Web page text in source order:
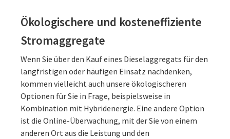
Ökologischere und kosteneffiziente
Stromaggregate
Wenn Sie über den Kauf eines Dieselaggregats für den
langfristigen oder häufigen Einsatz nachdenken,
kommen vielleicht auch unsere ökologischeren
Optionen für Sie in Frage, beispielsweise in
Kombination mit Hybridenergie. Eine andere Option
ist die Online-Überwachung, mit der Sie von einem
anderen Ort aus die Leistung und den